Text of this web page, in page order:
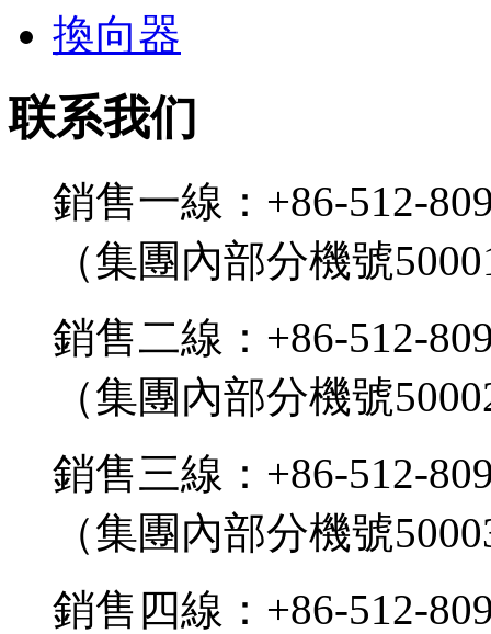
換向器
联系我们
銷售一線：+86-512-
（集團內部分機號
銷售二線：+86-512-
（集團內部分機號
銷售三線：+86-512-
（集團內部分機號
銷售四線：+86-512-